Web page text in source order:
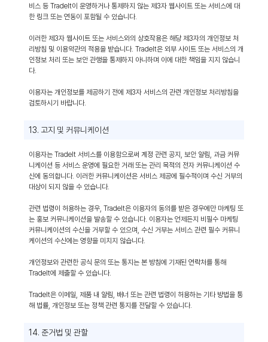
비스 등 TradeIt이 운영하거나 통제하지 않는 제3자 웹사이트 또는 서비스에 대
한 링크 또는 연동이 포함될 수 있습니다.
이러한 제3자 웹사이트 또는 서비스와의 상호작용은 해당 제3자의 개인정보 처
리방침 및 이용약관의 적용을 받습니다. TradeIt은 외부 사이트 또는 서비스의 개
인정보 처리 또는 보안 관행을 통제하지 아니하며 이에 대한 책임을 지지 않습니
다.
이용자는 개인정보를 제공하기 전에 제3자 서비스의 관련 개인정보 처리방침을
검토하시기 바랍니다.
13. 고지 및 커뮤니케이션
이용자는 TradeIt 서비스를 이용함으로써 계정 관련 공지, 보안 알림, 과금 커뮤
니케이션 등 서비스 운영에 필요한 거래 또는 관리 목적의 전자 커뮤니케이션 수
신에 동의합니다. 이러한 커뮤니케이션은 서비스 제공에 필수적이며 수신 거부의
대상이 되지 않을 수 있습니다.
관련 법령이 허용하는 경우, TradeIt은 이용자의 동의를 받은 경우에만 마케팅 또
는 홍보 커뮤니케이션을 발송할 수 있습니다. 이용자는 언제든지 비필수 마케팅
커뮤니케이션의 수신을 거부할 수 있으며, 수신 거부는 서비스 관련 필수 커뮤니
케이션의 수신에는 영향을 미치지 않습니다.
개인정보와 관련한 공식 문의 또는 통지는 본 방침에 기재된 연락처를 통해
TradeIt에 제출할 수 있습니다.
TradeIt은 이메일, 제품 내 알림, 배너 또는 관련 법령이 허용하는 기타 방법을 통
해 법률, 개인정보 또는 정책 관련 통지를 전달할 수 있습니다.
14. 준거법 및 관할